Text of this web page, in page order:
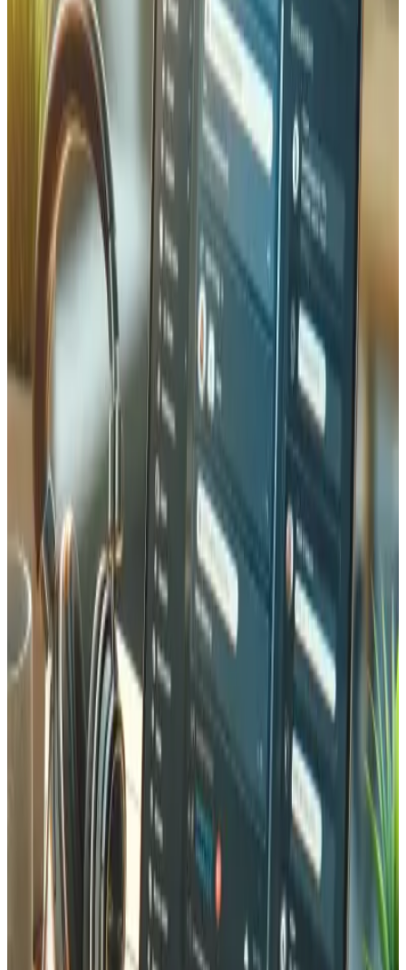
Profilage des requêtes, optimisation des index, pooling de
connexions et configuration de réplicas en lecture pour
éliminer les goulets d'étranglement. Nous optimisons les
requêtes lentes, mettons en place des couches de cache
efficaces avec Redis ou Memcached, et configurons la
surveillance automatique des requêtes pour maintenir des
performances optimales.
Stratégie CDN & mise en cache
Déploiement CDN complet avec Cloudflare ou AWS
CloudFront, cache en périphérie pour les ressources
statiques, politiques de cache navigateur et cache
applicatif avec Redis. Inclut le support HTTP/3, la
compression Brotli et l'optimisation automatique des
images pour servir les fichiers les plus légers possibles dans
le monde entier.
FAQ Optimisation des performances
Questions fréquentes sur l'amélioration de la vitesse de
votre site et des Core Web Vitals.
De combien pouvez-vous accélérer mon site web ?
En général, les temps de chargement sont réduits de 50 à
80 %. Nous faisons régulièrement passer des sites de 4-8
secondes à moins d'une seconde. Les résultats
dépendent de votre configuration actuelle, mais la plupart
des sites constatent des améliorations significatives des
scores LCP (Largest Contentful Paint), FID (First Input
Delay) et CLS (Cumulative Layout Shift) après notre
optimisation.
La vitesse du site affecte-t-elle vraiment le référencement SEO ?